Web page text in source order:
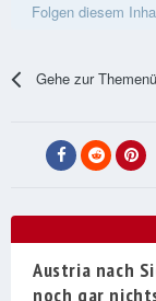
Folgen diesem
Gehe zur
Austria nach
noch gar